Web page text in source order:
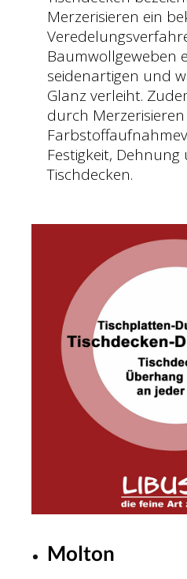
Merzerisieren ein
Baumwollgeweben
seidenartigen und
Glanz verleiht.
durch
Festigkeit,
Tischdecken.
Molton